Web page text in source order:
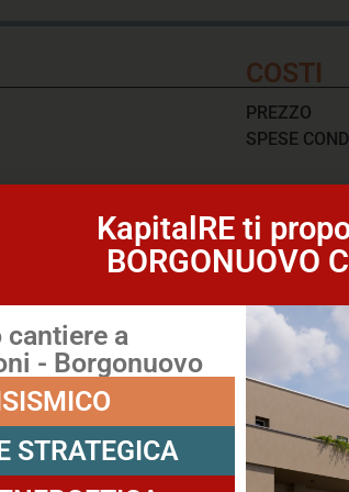
COSTI
PREZZO
SPESE
ANNO
STATO
EFFICIENZA
KapitalRE ti
BORGONUOVO
cantiere a
- Borgonuovo
STRATEGICA